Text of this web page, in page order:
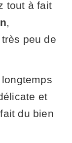
tout à fait
peu de
et
du bien